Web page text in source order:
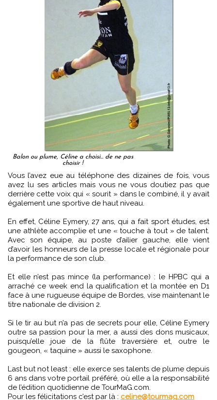
Balon ou plume, Céline a choisi... de ne pas
choisir !
Vous l’avez eue au téléphone des dizaines de fois, vous
avez lu ses articles mais vous ne vous doutiez pas que
derrière cette voix qui « sourit » dans le combiné, il y avait
également une sportive de haut niveau.
En effet, Céline Eymery, 27 ans, qui a fait sport études, est
une athlète accomplie et une « touche à tout » de talent.
Avec son équipe, au poste d’ailier gauche, elle vient
d’avoir les honneurs de la presse locale et régionale pour
la performance de son club.
Et elle n’est pas mince (la performance) : le HPBC qui a
arraché ce week end la qualification et la montée en D1
face à une rugueuse équipe de Bordes, vise maintenant le
titre nationale de division 2.
Si le tir au but n’a pas de secrets pour elle, Céline Eymery
outre sa passion pour la mer, a aussi des dons musicaux,
puisqu’elle joue de la flûte traversière et, outre le
gougeon, « taquine » aussi le saxophone.
Last but not least : elle exerce ses talents de plume depuis
6 ans dans votre portail préféré, où elle a la responsabilité
de l’édition quotidienne de TourMaG.com.
Pour les félicitations c’est par là : celine@tourmag.com